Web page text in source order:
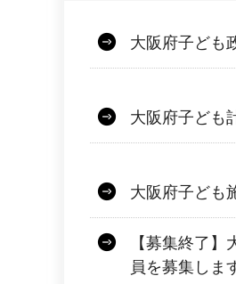
大阪府子ども
大阪府子ども
大阪府子ども
【募集終了
員を募集しま